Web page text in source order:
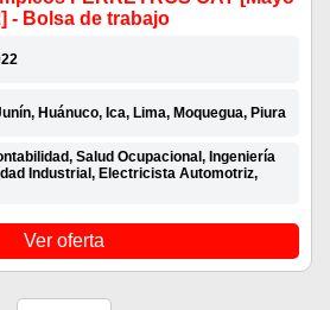
- Bolsa de trabajo
Huánuco, Ica, Lima, Moquegua, Piura
Salud Ocupacional, Ingeniería
Industrial, Electricista Automotriz,
Ver oferta